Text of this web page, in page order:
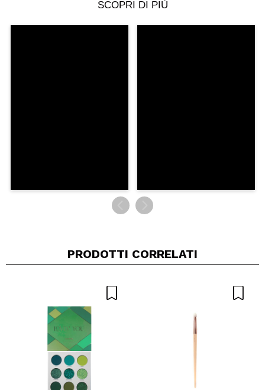
SCOPRI DI PIÙ
PRODOTTI CORRELATI